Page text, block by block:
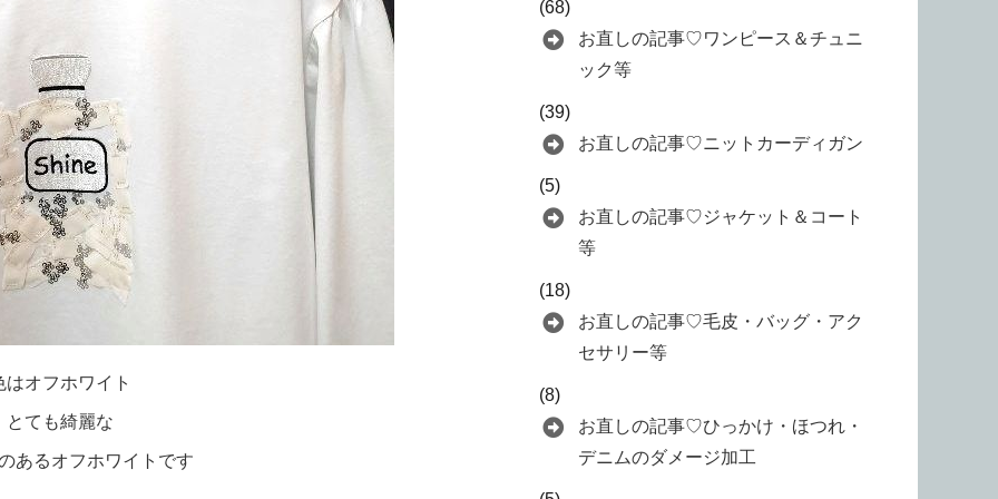
はオフホワイト
とても綺麗な
あるオフホワイトです
(68)
お直しの記事♡ワンピース＆チュニ
ック等
(39)
お直しの記事♡ニットカーディガン
(5)
お直しの記事♡ジャケット＆コート
等
(18)
お直しの記事♡毛皮・バッグ・アク
セサリー等
(8)
お直しの記事♡ひっかけ・ほつれ・
デニムのダメージ加工